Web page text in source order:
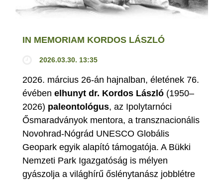
IN MEMORIAM KORDOS LÁSZLÓ
2026.03.30. 13:35
2026. március 26-án hajnalban, életének 76.
évében elhunyt dr. Kordos László (1950–
2026) paleontológus, az Ipolytarnóci
Ősmaradványok mentora, a transznacionális
Novohrad-Nógrád UNESCO Globális
Geopark egyik alapító támogatója. A Bükki
Nemzeti Park Igazgatóság is mélyen
gyászolja a világhírű őslénytanász jobblétre